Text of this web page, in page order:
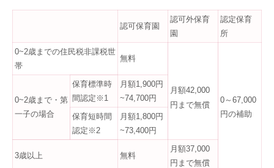
認可保育園
認可外保育
園
認定保育
所
0~2歳までの住民税非課税世
帯
無料
月額42,000
円まで無償
0～67,000
円の補助
0~2歳まで・第
一子の場合
保育標準時
間認定※1
月額1,900円
~74,700円
保育短時間
認定※2
月額1,800円
~73,400円
3歳以上 無料
月額37,000
円まで無償